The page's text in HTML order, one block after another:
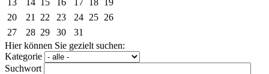
13
14 15 16 17 18 19
20
21 22 23 24 25 26
27
28 29 30
31
Hier können Sie gezielt suchen:
Kategorie
Suchwort